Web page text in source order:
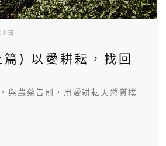
日
) 以愛耕耘，找回
與農藥告別，用愛耕耘天然質樸